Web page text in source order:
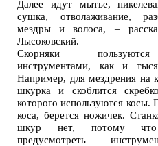
Далее идут мытье,
сушка, отволаживание,
мездры и волоса, –
Лысоковский.
Скорняки
инструментами, как и
Например, для мездрения на
шкурка и скоблится
которого используются косы.
коса, берется ножичек.
шкур нет, потому что
предусмотреть